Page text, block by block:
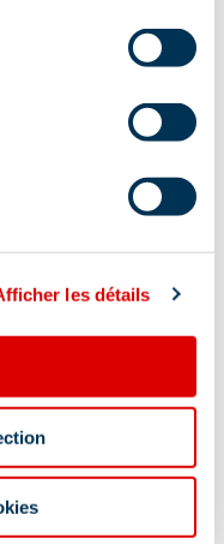
les détails